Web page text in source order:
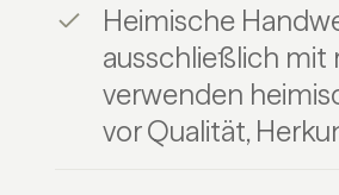
Heimische
ausschließlich mit
verwenden
vor Qualität,